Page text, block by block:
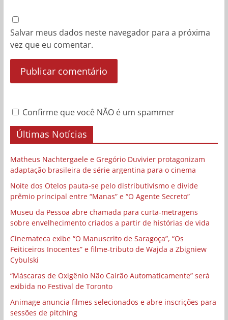
Salvar meus dados neste navegador para a próxima
vez que eu comentar.
Confirme que você NÃO é um spammer
Últimas Notícias
Matheus Nachtergaele e Gregório Duvivier protagonizam
adaptação brasileira de série argentina para o cinema
Noite dos Otelos pauta-se pelo distributivismo e divide
prêmio principal entre “Manas” e “O Agente Secreto”
Museu da Pessoa abre chamada para curta-metragens
sobre envelhecimento criados a partir de histórias de vida
Cinemateca exibe “O Manuscrito de Saragoça”, “Os
Feiticeiros Inocentes” e filme-tributo de Wajda a Zbigniew
Cybulski
“Máscaras de Oxigênio Não Cairão Automaticamente” será
exibida no Festival de Toronto
Animage anuncia filmes selecionados e abre inscrições para
sessões de pitching